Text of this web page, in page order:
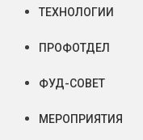
ТЕХНОЛОГИИ
ПРОФОТДЕЛ
ФУД-СОВЕТ
МЕРОПРИЯТИЯ